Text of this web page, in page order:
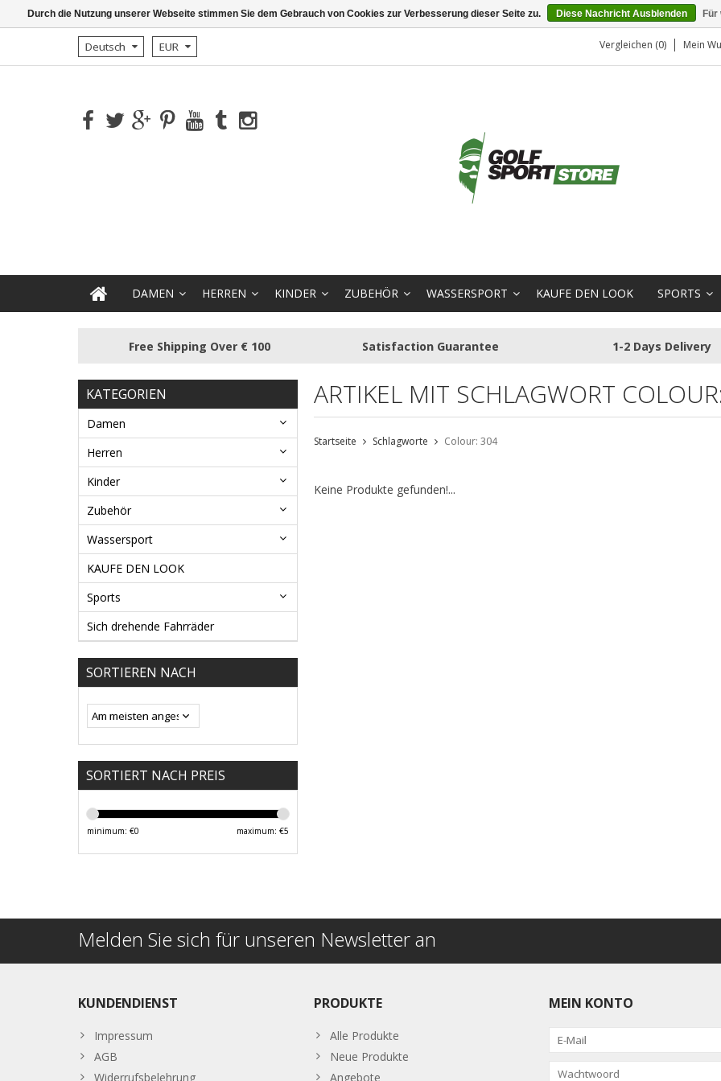
Deutsch EUR Vergleichen (0) Mein
DAMEN HERREN KINDER ZUBEHÖR WASSERSPORT KAUFE DEN LOOK SPORTS
Free Shipping Over € 100 Satisfaction Guarantee 1-2 Days Delivery
KATEGORIEN
Damen
Herren
Kinder
Zubehör
Wassersport
KAUFE DEN LOOK
Sports
Sich drehende Fahrräder
SORTIEREN NACH
SORTIERT NACH PREIS
minimum: €0 maximum: €5
ARTIKEL MIT SCHLAGWORT
Startseite Schlagworte Colour: 304
Keine Produkte gefunden!...
Melden Sie sich für unseren Newsletter an
KUNDENDIENST
Impressum
AGB
Widerrufsbelehrung
PRODUKTE
Alle Produkte
Neue Produkte
Angebote
MEIN KONTO
Durch die Nutzung unserer Webseite stimmen Sie dem Gebrauch von Cookies zur Verbesserung dieser Seite zu. Diese Nachricht Ausblenden